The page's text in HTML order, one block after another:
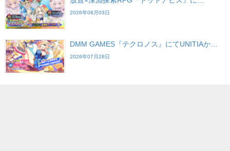
2026年08月03日
DMM GAMES『テクロノス』にてUNITIAか…
2026年07月28日